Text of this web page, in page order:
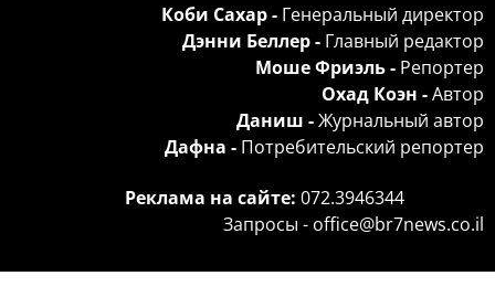
Коби Сахар - Генеральный директор
Дэнни Беллер - Главный редактор
Моше Фриэль - Репортер
Охад Коэн -Автор
Даниш -Журнальный автор
Дафна - Потребительский репортер
Реклама на сайте: 072.3946344
Запросы - office@br7news.co.il